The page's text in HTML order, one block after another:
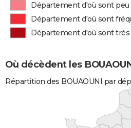
Département d'où sont peu
Département d'où sont
Département d'où sont
Où décèdent les
Répartition des BOUAOUNI par